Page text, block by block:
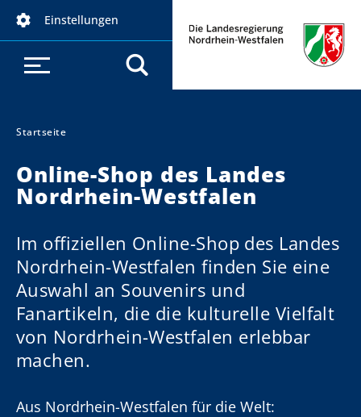
Einstellungen
Sie sind hier:
Startseite
Online-Shop des Landes
Nordrhein-Westfalen
Im offiziellen Online-Shop des Landes
Nordrhein-Westfalen finden Sie eine
Auswahl an Souvenirs und
Fanartikeln, die die kulturelle Vielfalt
von Nordrhein-Westfalen erlebbar
machen.
Aus Nordrhein-Westfalen für die Welt: